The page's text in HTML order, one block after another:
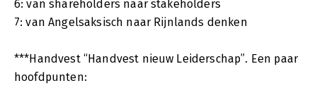
6: van shareholders naar stakeholders
7: van Angelsaksisch naar Rijnlands denken
***Handvest “Handvest nieuw Leiderschap”. Een paar
hoofdpunten: